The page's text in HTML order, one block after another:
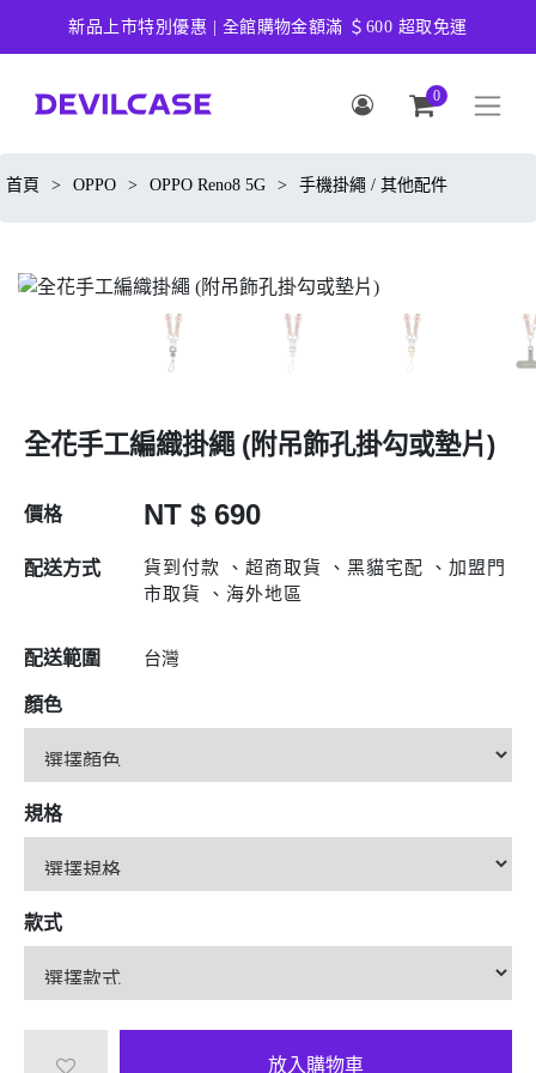
新品上市特別優惠 | 全館購物金額滿 ＄600 超取免運
0
首頁 > OPPO > OPPO Reno8 5G > 手機掛繩 / 其他配件
全花手工編織掛繩 (附吊飾孔掛勾或墊片)
價格 NT $ 690
配送方式
貨到付款 、超商取貨 、黑貓宅配 、加盟門
市取貨 、海外地區
配送範圍 台灣
顏色
規格
款式
放入購物車